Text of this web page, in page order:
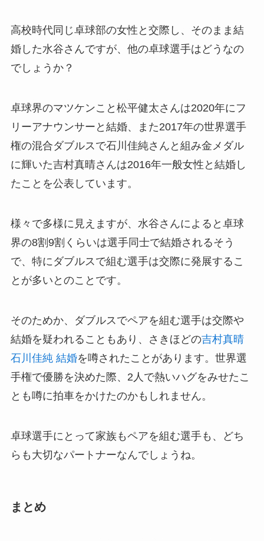
高校時代同じ卓球部の女性と交際し、そのまま結
婚した水谷さんですが、他の卓球選手はどうなの
でしょうか？
卓球界のマツケンこと松平健太さんは2020年にフ
リーアナウンサーと結婚、また2017年の世界選手
権の混合ダブルスで石川佳純さんと組み金メダル
に輝いた吉村真晴さんは2016年一般女性と結婚し
たことを公表しています。
様々で多様に見えますが、水谷さんによると卓球
界の8割9割くらいは選手同士で結婚されるそう
で、特にダブルスで組む選手は交際に発展するこ
とが多いとのことです。
そのためか、ダブルスでペアを組む選手は交際や
結婚を疑われることもあり、さきほどの吉村真晴
石川佳純 結婚を噂されたことがあります。世界選
手権で優勝を決めた際、2人で熱いハグをみせたこ
とも噂に拍車をかけたのかもしれません。
卓球選手にとって家族もペアを組む選手も、どち
らも大切なパートナーなんでしょうね。
まとめ